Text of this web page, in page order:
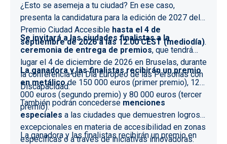
¿Esto se asemeja a tu ciudad? En ese caso,
presenta la candidatura para la edición de 2027 del
Premio Ciudad Accesible hasta el 4 de
septiembre de 2026 a las 12.00 CEST (mediodía).
Se invitará a las ciudades finalistas a la
ceremonia de entrega de premios, que tendrá
lugar el 4 de diciembre de 2026 en Bruselas, durante
la conferencia del Día Europeo de las Personas con
Discapacidad.
La ganadora y las finalistas recibirán un premio
en metálicode 150 000 euros (primer premio), 120
000 euros (segundo premio) y 80 000 euros (tercer
premio).
También podrán concederse menciones
especiales a las ciudades que demuestren logros
excepcionales en materia de accesibilidad en zonas
específicas o a través de iniciativas innovadoras.
La ganadora y las finalistas recibirán un premio en